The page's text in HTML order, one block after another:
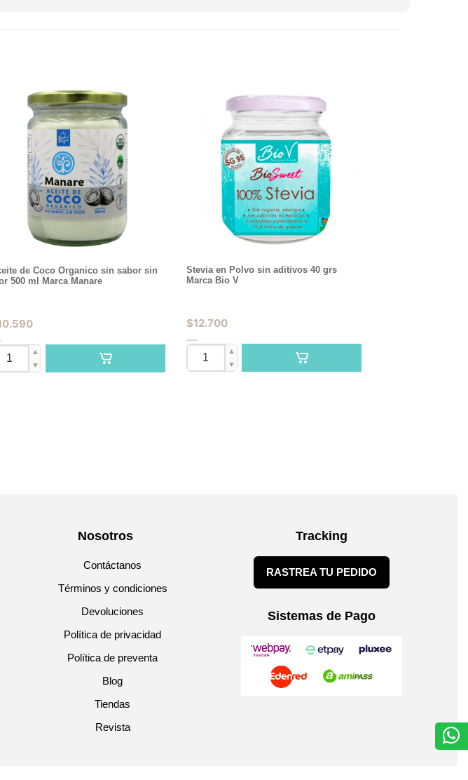
de Coco Organico sin sabor sin
500 ml Marca Manare
▲
▼
Stevia en Polvo sin aditivos 40 grs
Marca Bio V
$12.700
▲
▼
Nosotros
Contáctanos
Términos y condiciones
Devoluciones
Política de privacidad
Política de preventa
Blog
Tiendas
Revista
Tracking
RASTREA TU PEDIDO
Sistemas de Pago